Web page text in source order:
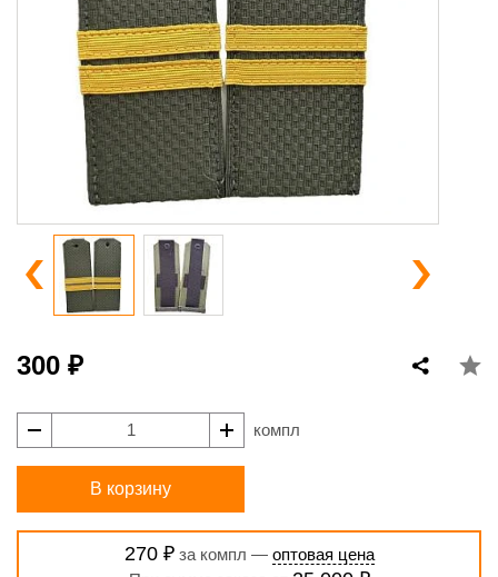
300 ₽
компл
В корзину
270 ₽за компл — оптовая цена